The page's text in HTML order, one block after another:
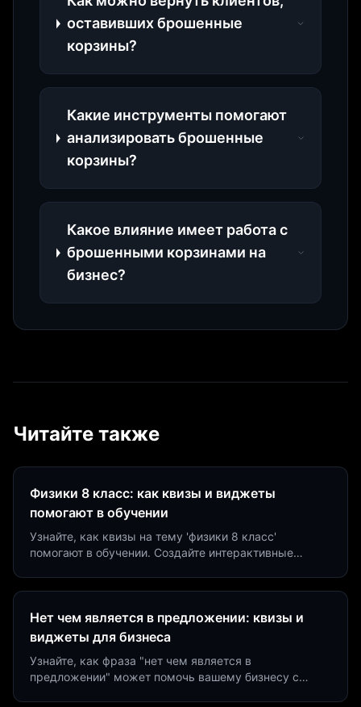
оставивших брошенные
корзины?
Какие инструменты помогают
анализировать брошенные
корзины?
Какое влияние имеет работа с
брошенными корзинами на
бизнес?
Читайте также
Физики 8 класс: как квизы и виджеты
помогают в обучении
Узнайте, как квизы на тему 'физики 8 класс'
помогают в обучении. Создайте интерактивные
Нет чем является в предложении: квизы и
виджеты для бизнеса
Узнайте, как фраза "нет чем является в
предложении" может помочь вашему бизнесу с